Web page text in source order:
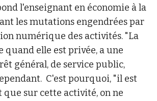
l'enseignant en économie à la
les mutations engendrées par
numérique des activités. "La
quand elle est privée, a une
général, de service public,
C'est pourquoi, "il est
sur cette activité, on ne